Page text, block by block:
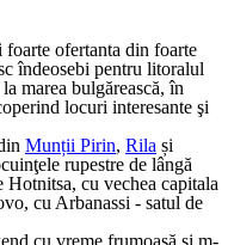
foarte ofertanta din foarte
îndeosebi pentru litoralul
marea bulgărească, în
locuri interesante şi
Munții Pirin, Rila și
rupestre de lângă
Hotnitsa, cu vechea capitala
cu Arbanassi - satul de
cu vreme frumoasă şi m-